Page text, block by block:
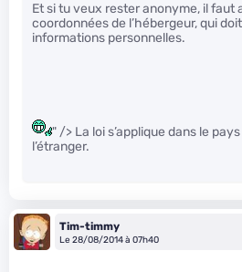
Et si tu veux rester anonyme, il faut
coordonnées de l’hébergeur, qui
informations personnelles.
" /> La loi s’applique dans le
l’étranger.
Tim-timmy
Le 28/08/2014 à 07h40